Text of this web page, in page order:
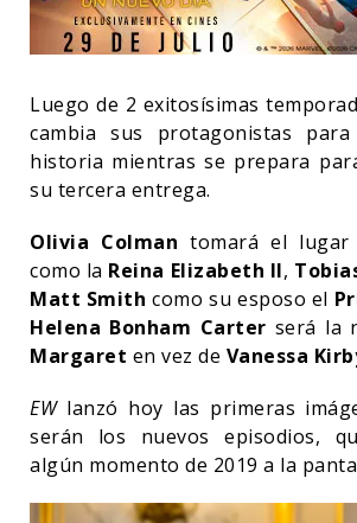
Luego de 2 exitosísimas
cambia sus protagonistas
historia mientras se prepara
su tercera entrega.
Olivia Colman tomará el lugar
como la Reina Elizabeth II,
Matt Smithcomo su esposo el
Helena Bonham Carter será la
Margaret en vez de Vanessa
EW lanzó hoy las primeras
serán los nuevos episodios,
algún momento de 2019 a la